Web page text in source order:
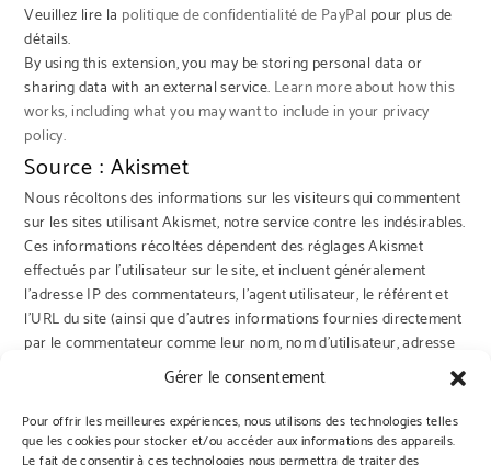
Gérer le consentement
Pour offrir les meilleures expériences, nous utilisons des technologies telles
que les cookies pour stocker et/ou accéder aux informations des appareils.
Veuillez lire la politique de confidentialité de PayPal pour plus de
détails.
By using this extension, you may be storing personal data or
sharing data with an external service. Learn more about how this
works, including what you may want to include in your privacy
policy.
Source : Akismet
Nous récoltons des informations sur les visiteurs qui commentent
sur les sites utilisant Akismet, notre service contre les indésirables.
Ces informations récoltées dépendent des réglages Akismet
effectués par l’utilisateur sur le site, et incluent généralement
l’adresse IP des commentateurs, l’agent utilisateur, le référent et
l’URL du site (ainsi que d’autres informations fournies directement
par le commentateur comme leur nom, nom d’utilisateur, adresse
e-mail et leur commentaire).